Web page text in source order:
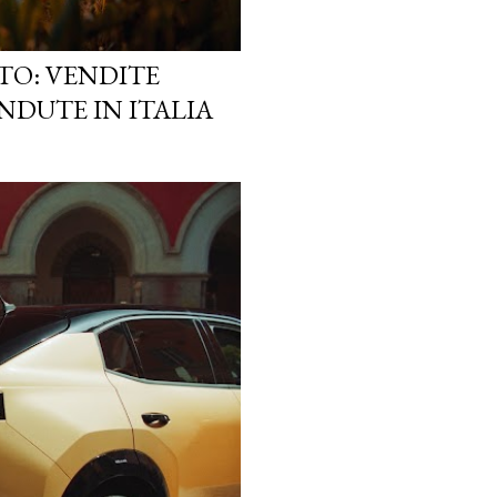
VENDITE
IN ITALIA